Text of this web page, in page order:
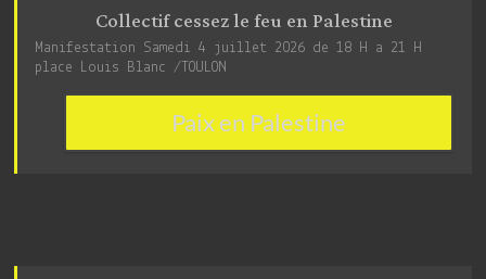
Collectif cessez le feu en Palestine
Manifestation Samedi 4 juillet 2026 de 18 H a 21 H
place Louis Blanc /TOULON
Paix en Palestine